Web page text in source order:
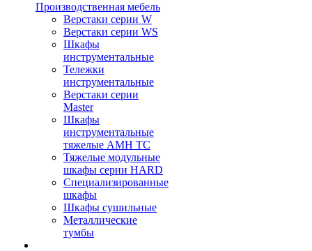
Производственная мебель
Верстаки серии W
Верстаки серии WS
Шкафы
инструментальные
Тележки
инструментальные
Верстаки серии
Master
Шкафы
инструментальные
тяжелые AMH TC
Тяжелые модульные
шкафы серии HARD
Cпециализированные
шкафы
Шкафы сушильные
Металлические
тумбы